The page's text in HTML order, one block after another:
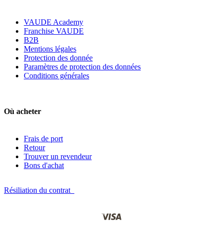
VAUDE Academy
Franchise VAUDE
B2B
Mentions légales
Protection des donnée
Paramètres de protection des données
Conditions générales
Où acheter
Frais de port
Retour
Trouver un revendeur
Bons d'achat
Résiliation du contrat